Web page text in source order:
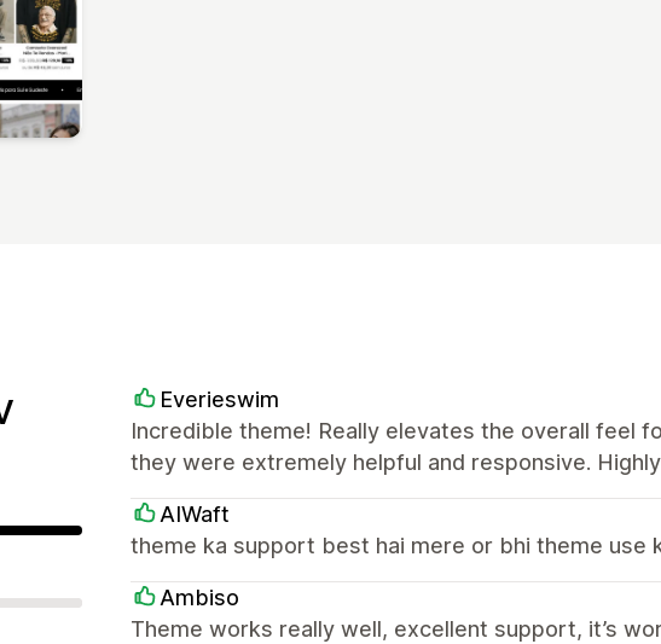
Everieswim
Incredible theme! Really elevates the overall feel
they were extremely helpful and responsive.
AIWaft
theme ka support best hai mere or bhi theme use
Ambiso
Theme works really well, excellent support, it’s